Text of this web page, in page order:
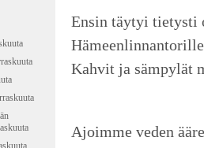
Ensin täytyi tietysti
Kahvit ja sämpylät
Ajoimme veden